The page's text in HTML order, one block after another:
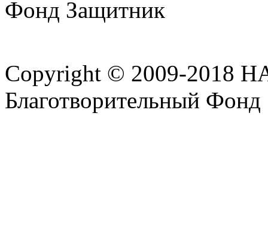
Copyright © 2009-2018
Благотворительный